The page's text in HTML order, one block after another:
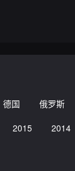
德国 俄罗斯
2015 2014